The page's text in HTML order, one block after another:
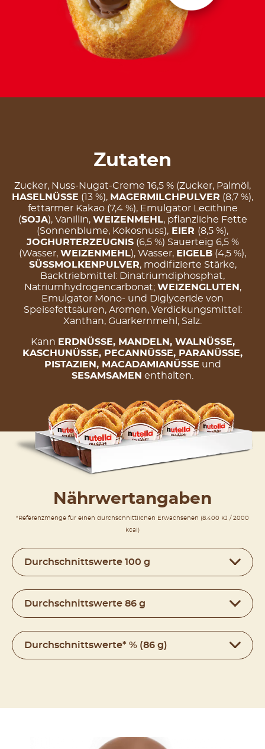
Zutaten
Zucker, Nuss-Nugat-Creme 16,5 % (Zucker, Palmöl,
HASELNÜSSE (13 %), MAGERMILCHPULVER (8,7 %),
fettarmer Kakao (7,4 %), Emulgator Lecithine
(SOJA), Vanillin, WEIZENMEHL, pflanzliche Fette
(Sonnenblume, Kokosnuss), EIER (8,5 %),
JOGHURTERZEUGNIS(6,5 %) Sauerteig 6,5 %
(Wasser, WEIZENMEHL), Wasser, EIGELB (4,5 %),
SÜSSMOLKENPULVER, modifizierte Stärke,
Backtriebmittel: Dinatriumdiphosphat,
Natriumhydrogencarbonat; WEIZENGLUTEN ,
Emulgator Mono- und Diglyceride von
Speisefettsäuren, Aromen, Verdickungsmittel:
Xanthan, Guarkernmehl; Salz.
Kann ERDNÜSSE, MANDELN, WALNÜSSE,
KASCHUNÜSSE, PECANNÜSSE, PARANÜSSE,
PISTAZIEN, MACADAMIANÜSSE und
SESAMSAMEN enthalten.
Nährwertangaben
*Referenzmenge für einen durchschnittlichen Erwachsenen (8.400 kJ / 2000
kcal)
Durchschnittswerte 100 g
Durchschnittswerte 86 g
Durchschnittswerte* % (86 g)